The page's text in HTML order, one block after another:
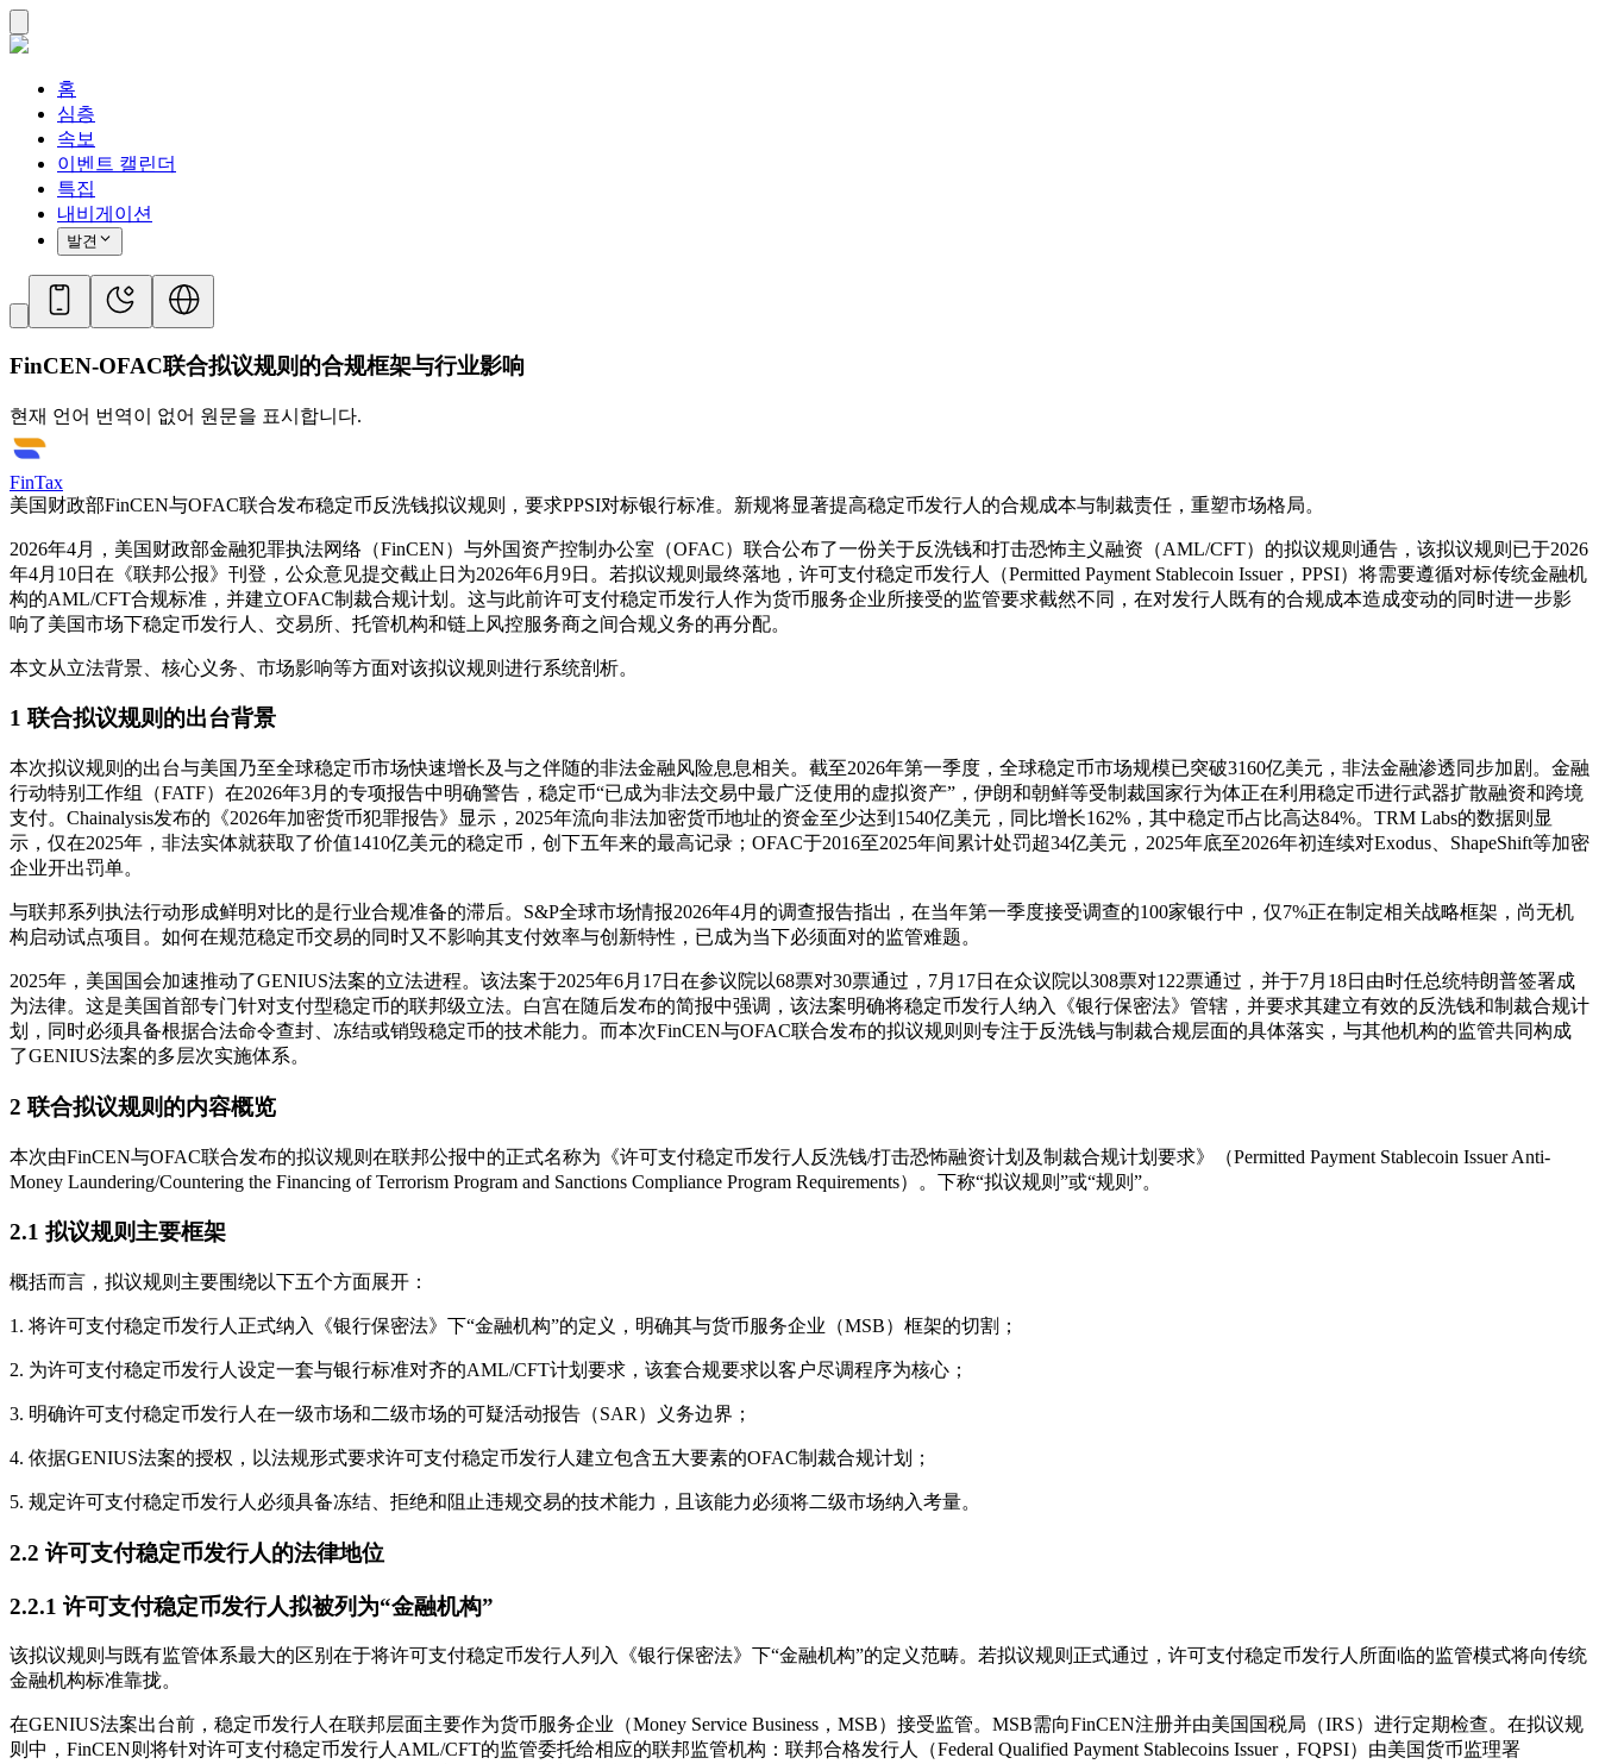
홈
심층
속보
이벤트 캘린더
특집
내비게이션
발견
FinCEN-OFAC联合拟议规则的合规框架与行业影响
현재 언어 번역이 없어 원문을 표시합니다.
FinTax
美国财政部FinCEN与OFAC联合发布稳定币反洗钱拟议规则，要求PPSI对标银行标准。新规将显著提高稳定币发行人的合规成本与制裁责任，重塑市场格局。
2026年4月，美国财政部金融犯罪执法网络（FinCEN）与外国资产控制办公室（OFAC）联合公布了一份关于反洗钱和打击恐怖主义融资（AML/CFT）的拟议规则通告，该拟议规则已于2026
年4月10日在《联邦公报》刊登，公众意见提交截止日为2026年6月9日。若拟议规则最终落地，许可支付稳定币发行人（Permitted Payment Stablecoin Issuer，PPSI）将需要遵循对标传统金融机
构的AML/CFT合规标准，并建立OFAC制裁合规计划。这与此前许可支付稳定币发行人作为货币服务企业所接受的监管要求截然不同，在对发行人既有的合规成本造成变动的同时进一步影
响了美国市场下稳定币发行人、交易所、托管机构和链上风控服务商之间合规义务的再分配。
本文从立法背景、核心义务、市场影响等方面对该拟议规则进行系统剖析。
1 联合拟议规则的出台背景
本次拟议规则的出台与美国乃至全球稳定币市场快速增长及与之伴随的非法金融风险息息相关。截至2026年第一季度，全球稳定币市场规模已突破3160亿美元，非法金融渗透同步加剧。金融
行动特别工作组（FATF）在2026年3月的专项报告中明确警告，稳定币“已成为非法交易中最广泛使用的虚拟资产”，伊朗和朝鲜等受制裁国家行为体正在利用稳定币进行武器扩散融资和跨境
支付。Chainalysis发布的《2026年加密货币犯罪报告》显示，2025年流向非法加密货币地址的资金至少达到1540亿美元，同比增长162%，其中稳定币占比高达84%。TRM Labs的数据则显
示，仅在2025年，非法实体就获取了价值1410亿美元的稳定币，创下五年来的最高记录；OFAC于2016至2025年间累计处罚超34亿美元，2025年底至2026年初连续对Exodus、ShapeShift等加密
企业开出罚单。
与联邦系列执法行动形成鲜明对比的是行业合规准备的滞后。S&P全球市场情报2026年4月的调查报告指出，在当年第一季度接受调查的100家银行中，仅7%正在制定相关战略框架，尚无机
构启动试点项目。如何在规范稳定币交易的同时又不影响其支付效率与创新特性，已成为当下必须面对的监管难题。
2025年，美国国会加速推动了GENIUS法案的立法进程。该法案于2025年6月17日在参议院以68票对30票通过，7月17日在众议院以308票对122票通过，并于7月18日由时任总统特朗普签署成
为法律。这是美国首部专门针对支付型稳定币的联邦级立法。白宫在随后发布的简报中强调，该法案明确将稳定币发行人纳入《银行保密法》管辖，并要求其建立有效的反洗钱和制裁合规计
划，同时必须具备根据合法命令查封、冻结或销毁稳定币的技术能力。而本次FinCEN与OFAC联合发布的拟议规则则专注于反洗钱与制裁合规层面的具体落实，与其他机构的监管共同构成
了GENIUS法案的多层次实施体系。
2 联合拟议规则的内容概览
本次由FinCEN与OFAC联合发布的拟议规则在联邦公报中的正式名称为《许可支付稳定币发行人反洗钱/打击恐怖融资计划及制裁合规计划要求》（Permitted Payment Stablecoin Issuer Anti-
Money Laundering/Countering the Financing of Terrorism Program and Sanctions Compliance Program Requirements）。下称“拟议规则”或“规则”。
2.1 拟议规则主要框架
概括而言，拟议规则主要围绕以下五个方面展开：
1. 将许可支付稳定币发行人正式纳入《银行保密法》下“金融机构”的定义，明确其与货币服务企业（MSB）框架的切割；
2. 为许可支付稳定币发行人设定一套与银行标准对齐的AML/CFT计划要求，该套合规要求以客户尽调程序为核心；
3. 明确许可支付稳定币发行人在一级市场和二级市场的可疑活动报告（SAR）义务边界；
4. 依据GENIUS法案的授权，以法规形式要求许可支付稳定币发行人建立包含五大要素的OFAC制裁合规计划；
5. 规定许可支付稳定币发行人必须具备冻结、拒绝和阻止违规交易的技术能力，且该能力必须将二级市场纳入考量。
2.2 许可支付稳定币发行人的法律地位
2.2.1 许可支付稳定币发行人拟被列为“金融机构”
该拟议规则与既有监管体系最大的区别在于将许可支付稳定币发行人列入《银行保密法》下“金融机构”的定义范畴。若拟议规则正式通过，许可支付稳定币发行人所面临的监管模式将向传统
金融机构标准靠拢。
在GENIUS法案出台前，稳定币发行人在联邦层面主要作为货币服务企业（Money Service Business，MSB）接受监管。MSB需向FinCEN注册并由美国国税局（IRS）进行定期检查。在拟议规
则中，FinCEN则将针对许可支付稳定币发行人AML/CFT的监管委托给相应的联邦监管机构：联邦合格发行人（Federal Qualified Payment Stablecoins Issuer，FQPSI）由美国货币监理署